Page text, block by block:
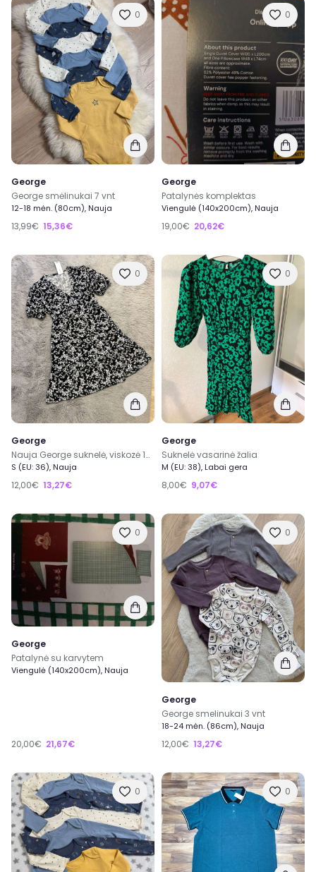
0
George
George smėlinukai 7 vnt
12-18 mėn. (80cm), Nauja
13,99€ 15,36€
0
George
Patalynės komplektas
Viengulė (140x200cm), Nauja
19,00€ 20,62€
0
George
Nauja George suknelė, viskozė 100%
S (EU: 36), Nauja
12,00€ 13,27€
0
George
Suknelė vasarinė žalia
M (EU: 38), Labai gera
8,00€ 9,07€
0
George
Patalynė su karvytem
Viengulė (140x200cm), Nauja
20,00€ 21,67€
0
George
George smelinukai 3 vnt
18-24 mėn. (86cm), Nauja
12,00€ 13,27€
0 0